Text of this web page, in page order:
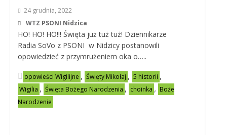
24 grudnia, 2022
WTZ PSONI Nidzica
HO! HO! HO!!! Święta już tuż tuż! Dziennikarze
Radia SoVo z PSONI w Nidzicy postanowili
opowiedzieć z przymrużeniem oka o…..
opowieści Wigilijne , Święty Mikołaj , 5 historii ,
Wigilia , Święta Bożego Narodzenia , choinka , Boże
Narodzenie